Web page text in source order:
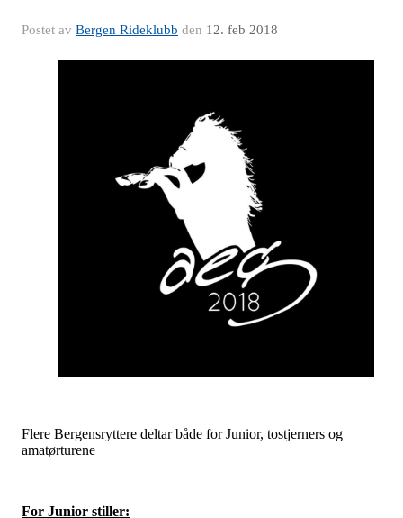
Postet av Bergen Rideklubb den 12. feb 2018
Flere Bergensryttere deltar både for Junior, tostjerners og
amatørturene
For Junior stiller: